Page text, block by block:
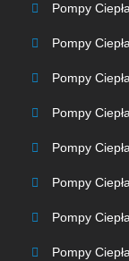
Pompy
Pompy
Pompy
Pompy
Pompy
Pompy
Pompy
Pompy